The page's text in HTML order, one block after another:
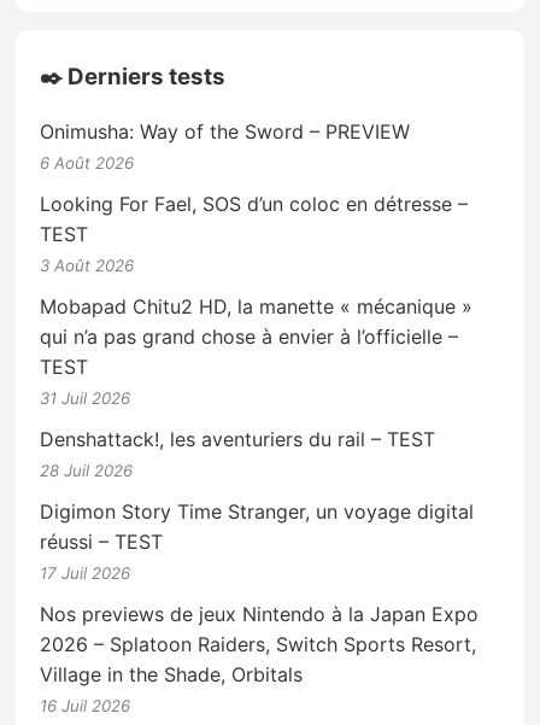
✒️ Derniers tests
Onimusha: Way of the Sword – PREVIEW
6 Août 2026
Looking For Fael, SOS d’un coloc en détresse –
TEST
3 Août 2026
Mobapad Chitu2 HD, la manette « mécanique »
qui n’a pas grand chose à envier à l’officielle –
TEST
31 Juil 2026
Denshattack!, les aventuriers du rail – TEST
28 Juil 2026
Digimon Story Time Stranger, un voyage digital
réussi – TEST
17 Juil 2026
Nos previews de jeux Nintendo à la Japan Expo
2026 – Splatoon Raiders, Switch Sports Resort,
Village in the Shade, Orbitals
16 Juil 2026